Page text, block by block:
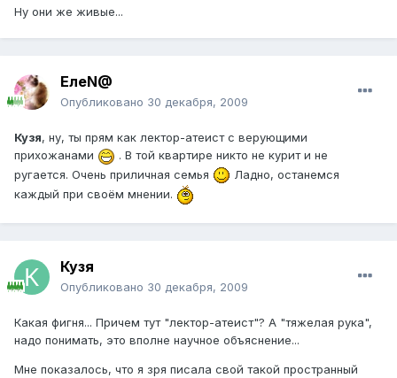
Ну они же живые...
ЕлеN@
Опубликовано 30 декабря, 2009
Кузя, ну, ты прям как лектор-атеист с верующими
прихожанами
. В той квартире никто не курит и не
ругается. Очень приличная семья
Ладно, останемся
каждый при своём мнении.
Кузя
Опубликовано 30 декабря, 2009
Какая фигня... Причем тут "лектор-атеист"? А "тяжелая рука",
надо понимать, это вполне научное объяснение...
Мне показалось, что я зря писала свой такой пространный